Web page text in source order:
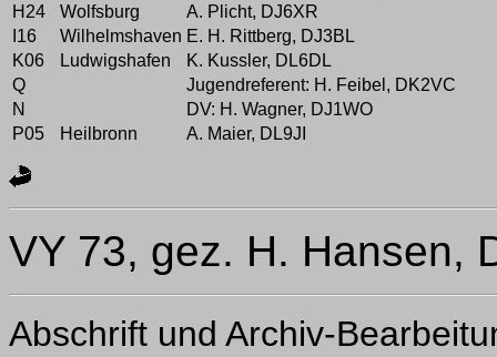
H24
Wolfsburg
A. Plicht, DJ6XR
I16
Wilhelmshaven E. H. Rittberg, DJ3BL
K06
Ludwigshafen
K. Kussler, DL6DL
Q
Jugendreferent: H. Feibel, DK2VC
N
DV: H. Wagner, DJ1WO
P05
Heilbronn A. Maier, DL9JI
VY 73, gez. H. Hansen,
Abschrift und Archiv-